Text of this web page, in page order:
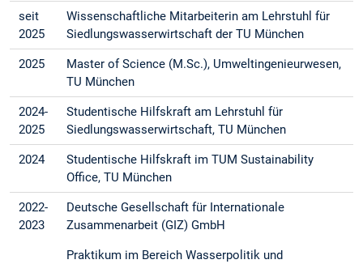
seit
2025
Wissenschaftliche Mitarbeiterin am Lehrstuhl für
Siedlungswasserwirtschaft der TU München
2025
Master of Science (M.Sc.), Umweltingenieurwesen,
TU München
2024-
2025
Studentische Hilfskraft am Lehrstuhl für
Siedlungswasserwirtschaft, TU München
2024
Studentische Hilfskraft im TUM Sustainability
Office, TU München
2022-
2023
Deutsche Gesellschaft für Internationale
Zusammenarbeit (GIZ) GmbH
Praktikum im Bereich Wasserpolitik und